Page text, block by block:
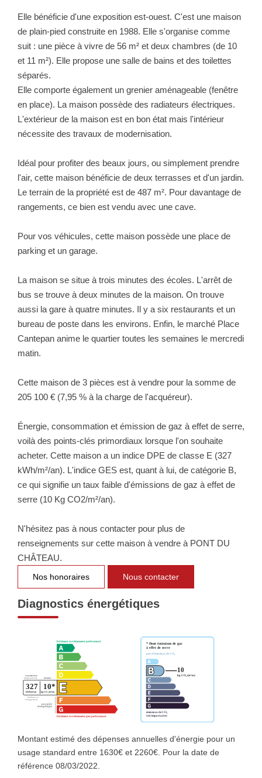
Nos Agences
Notre Équipe
Nos Partenaires
Nos Actualités Immo
Nous Contacter
ESPACE CLIENT
Espace Client Saint-Flour (VDS Immobilier)
Espace Client Aurillac (AGI)
Elle bénéficie d'une exposition est-ouest. C'est une maison
de plain-pied construite en 1988. Elle s'organise comme
suit : une pièce à vivre de 56 m² et deux chambres (de 10
et 11 m²). Elle propose une salle de bains et des toilettes
séparés.
Elle comporte également un grenier aménageable (fenêtre
en place). La maison possède des radiateurs électriques.
L'extérieur de la maison est en bon état mais l'intérieur
nécessite des travaux de modernisation.
Idéal pour profiter des beaux jours, ou simplement prendre
l'air, cette maison bénéficie de deux terrasses et d'un jardin.
Le terrain de la propriété est de 487 m². Pour davantage de
rangements, ce bien est vendu avec une cave.
Pour vos véhicules, cette maison possède une place de
parking et un garage.
La maison se situe à trois minutes des écoles. L'arrêt de
bus se trouve à deux minutes de la maison. On trouve
aussi la gare à quatre minutes. Il y a six restaurants et un
bureau de poste dans les environs. Enfin, le marché Place
Cantepan anime le quartier toutes les semaines le mercredi
matin.
Cette maison de 3 pièces est à vendre pour la somme de
205 100 € (7,95 % à la charge de l'acquéreur).
Énergie, consommation et émission de gaz à effet de serre,
voilà des points-clés primordiaux lorsque l'on souhaite
acheter. Cette maison a un indice DPE de classe E (327
kWh/m²/an). L'indice GES est, quant à lui, de catégorie B,
ce qui signifie un taux faible d'émissions de gaz à effet de
serre (10 Kg CO2/m²/an).
N'hésitez pas à nous contacter pour plus de
renseignements sur cette maison à vendre à PONT DU
CHÂTEAU.
Nos honoraires Nous contacter
Diagnostics énergétiques
Montant estimé des dépenses annuelles d'énergie pour un
usage standard entre 1630€ et 2260€. Pour la date de
référence 08/03/2022.